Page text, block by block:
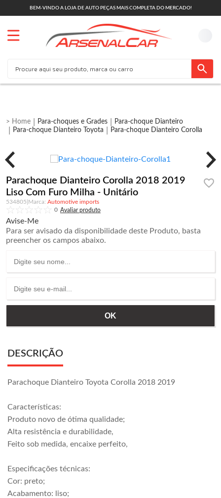
BEM-VINDO A LOJA DE AUTO PEÇAS MAIS COMPLETA DO MERCADO!
Para-choques e Grades
Para-choque Dianteiro
Para-choque Dianteiro Toyota
Para-choque Dianteiro Corolla
Parachoque Dianteiro Corolla 2018 2019
Liso Com Furo Milha - Unitário
534805
Automotive imports
0
Avise-Me
Para ser avisado da disponibilidade deste Produto, basta
preencher os campos abaixo.
DESCRIÇÃO
Parachoque Dianteiro Toyota Corolla 2018 2019
Características:
Produto novo de ótima qualidade;
Alta resistência e durabilidade,
Feito sob medida, encaixe perfeito,
Especificações técnicas:
Cor: preto;
Acabamento: liso;